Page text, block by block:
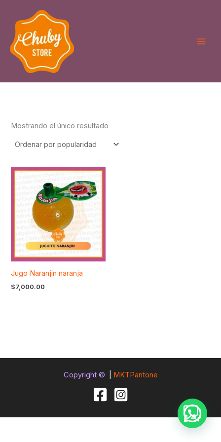
contenido
Mostrando el único resultado
Jugo Naranjin naranja
$7,000.00
Copyright © MKTPantone